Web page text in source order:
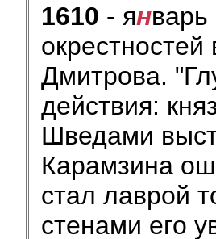
1610 - ян
Дмитрова.
действия:
Шведами
Карамзина
стал лаврой
стенами его